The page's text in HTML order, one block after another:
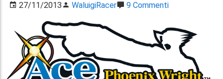
27/11/2013 WaluigiRacer 9 Commenti